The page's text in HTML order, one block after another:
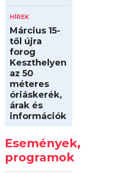
HÍREK
Március 15-
től újra
forog
Keszthelyen
az 50
méteres
óriáskerék,
árak és
információk
Események,
programok
Kilóméterek
2026